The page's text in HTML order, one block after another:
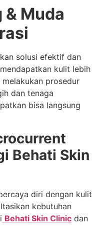
& Muda
solusi efektif dan
kulit lebih
prosedur
dan tenaga
bisa langsung
Behati Skin
diri dengan kulit
kebutuhan
Behati Skin Clinic dan